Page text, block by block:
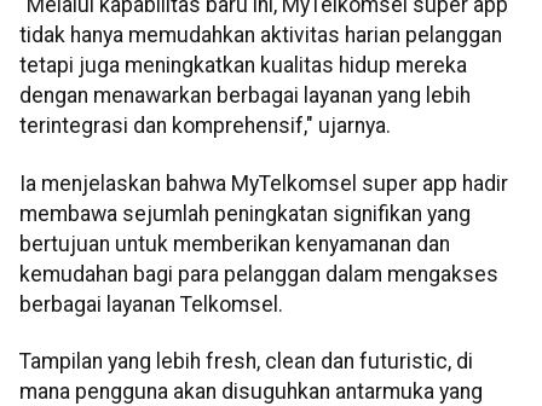
"Melalui kapabilitas baru ini, MyTelkomsel super app
tidak hanya memudahkan aktivitas harian pelanggan
tetapi juga meningkatkan kualitas hidup mereka
dengan menawarkan berbagai layanan yang lebih
terintegrasi dan komprehensif," ujarnya.
Ia menjelaskan bahwa MyTelkomsel super app hadir
membawa sejumlah peningkatan signifikan yang
bertujuan untuk memberikan kenyamanan dan
kemudahan bagi para pelanggan dalam mengakses
berbagai layanan Telkomsel.
Tampilan yang lebih fresh, clean dan futuristic, di
mana pengguna akan disuguhkan antarmuka yang